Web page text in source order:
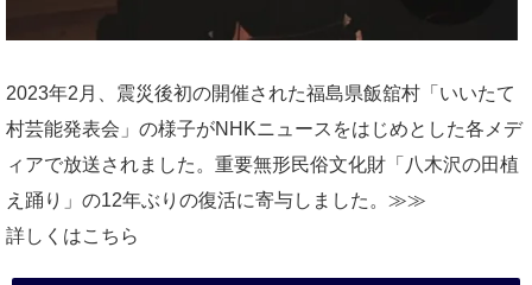
2023年2月、震災後初の開催された福島県飯舘村「いいたて
村芸能発表会」の様子がNHKニュースをはじめとした各メデ
ィアで放送されました。重要無形民俗文化財「八木沢の田植
え踊り」の12年ぶりの復活に寄与しました。≫≫
詳しくはこちら